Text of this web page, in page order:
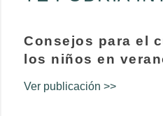
Consejos para el
los niños en
Ver publicación >>